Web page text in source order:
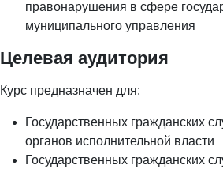
правонарушения в сфере
муниципального управления
Целевая аудитория
Курс предназначен для:
Государственных гражданских
органов исполнительной власти
Государственных гражданских